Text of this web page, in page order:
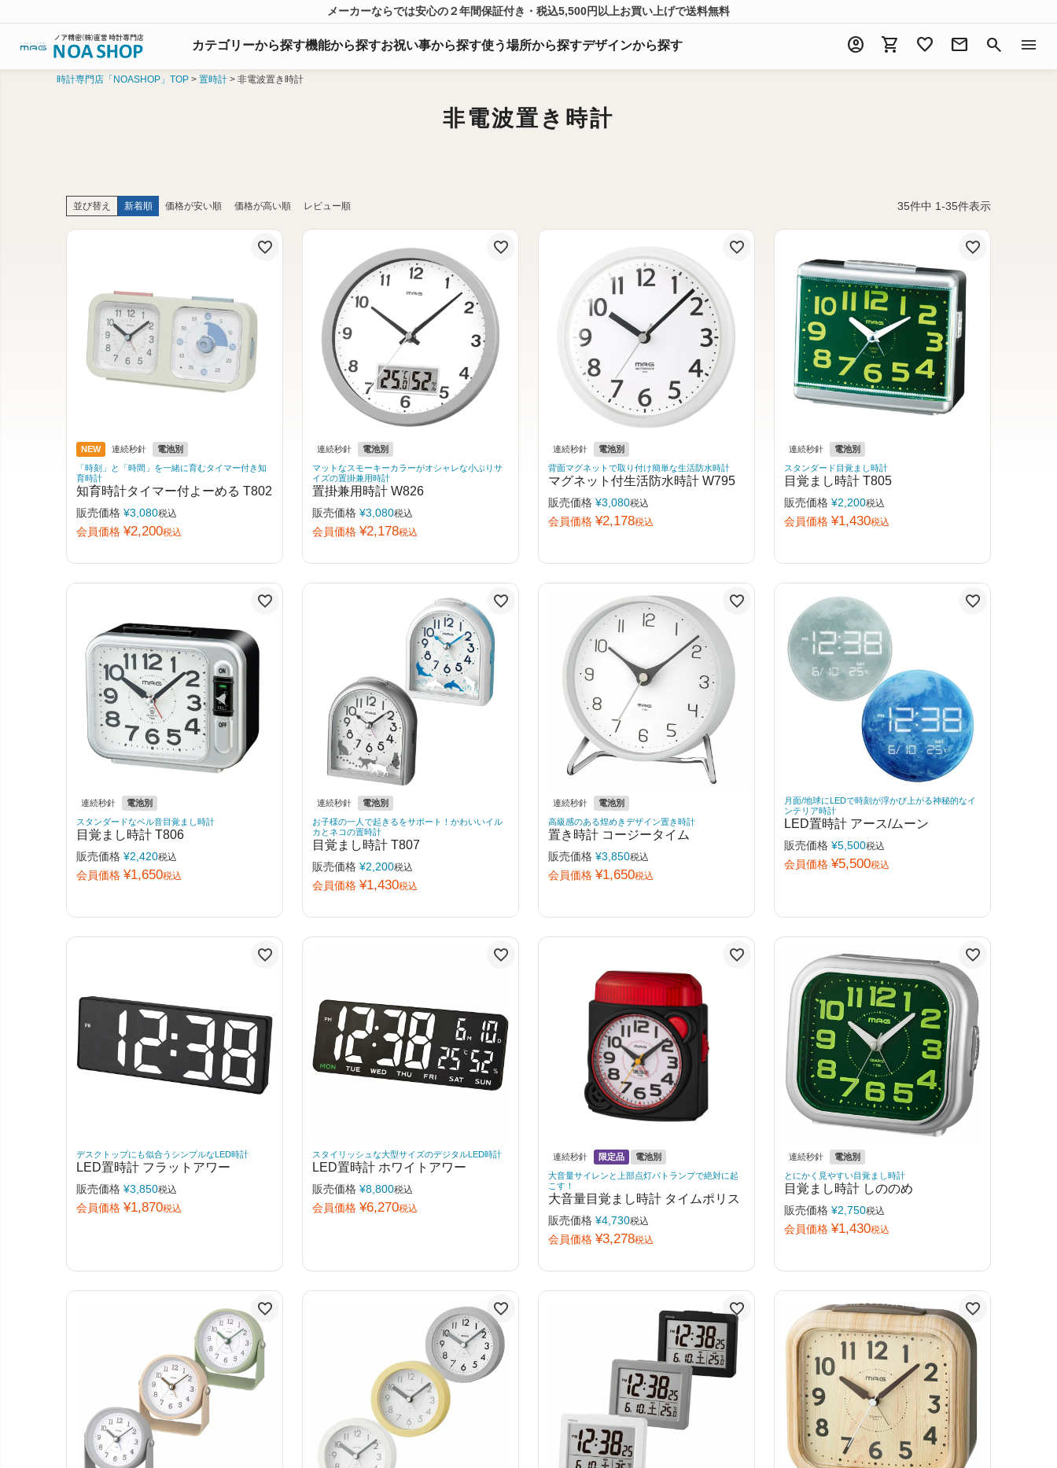
メーカーならでは安心の２年間保証付き・税込5,500円以上お買い上げで送料無料
カテゴリーから探す機能から探すお祝い事から探す使う場所から探すデザインから探す account_circle shopping_cart favorite mail search menu
時計専門店「NOASHOP」TOP 置時計 非電波置き時計
非電波置き時計
並び替え 新着順 価格が安い順 価格が高い順 レビュー順 35件中 1-35件表示
NEW 連続秒針
電池別
「時刻」と「時間」を一緒に育むタイマー付き知
育時計
知育時計タイマー付よーめる T802
販売価格 ¥3,080税込
会員価格 ¥2,200税込
連続秒針
電池別
マットなスモーキーカラーがオシャレな小ぶりサ
イズの置掛兼用時計
置掛兼用時計 W826
販売価格 ¥3,080税込
会員価格 ¥2,178税込
連続秒針
電池別
背面マグネットで取り付け簡単な生活防水時計
マグネット付生活防水時計 W795
販売価格 ¥3,080税込
会員価格 ¥2,178税込
連続秒針
電池別
スタンダード目覚まし時計
目覚まし時計 T805
販売価格 ¥2,200税込
会員価格 ¥1,430税込
連続秒針
電池別
スタンダードなベル音目覚まし時計
目覚まし時計 T806
販売価格 ¥2,420税込
会員価格 ¥1,650税込
連続秒針
電池別
お子様の一人で起きるをサポート！かわいいイル
カとネコの置時計
目覚まし時計 T807
販売価格 ¥2,200税込
会員価格 ¥1,430税込
連続秒針
電池別
高級感のある煌めきデザイン置き時計
置き時計 コージータイム
販売価格 ¥3,850税込
会員価格 ¥1,650税込
月面/地球にLEDで時刻が浮かび上がる神秘的なイ
ンテリア時計
LED置時計 アース/ムーン
販売価格 ¥5,500税込
会員価格 ¥5,500税込
デスクトップにも似合うシンプルなLED時計
LED置時計 フラットアワー
販売価格 ¥3,850税込
会員価格 ¥1,870税込
スタイリッシュな大型サイズのデジタルLED時計
LED置時計 ホワイトアワー
販売価格 ¥8,800税込
会員価格 ¥6,270税込
連続秒針 限定品
電池別
大音量サイレンと上部点灯パトランプで絶対に起
こす！
大音量目覚まし時計 タイムポリス
販売価格 ¥4,730税込
会員価格 ¥3,278税込
連続秒針
電池別
とにかく見やすい目覚まし時計
目覚まし時計 しののめ
販売価格 ¥2,750税込
会員価格 ¥1,430税込